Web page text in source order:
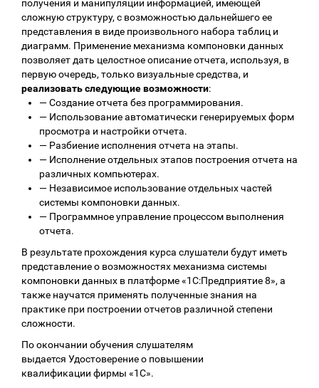
получения и манипуляции информацией, имеющей
сложную структуру, с возможностью дальнейшего ее
представления в виде произвольного набора таблиц и
диаграмм. Применение механизма компоновки данных
позволяет дать целостное описание отчета, используя, в
первую очередь, только визуальные средства, и
реализовать следующие возможности:
—Создание отчета без программирования.
— Использование автоматически генерируемых форм
просмотра и настройки отчета.
— Разбиение исполнения отчета на этапы.
— Исполнение отдельных этапов построения отчета на
различных компьютерах.
— Независимое использование отдельных частей
системы компоновки данных.
— Программное управление процессом выполнения
отчета.
В результате прохождения курса слушатели будут иметь
представление о возможностях механизма системы
компоновки данных в платформе «1С:Предприятие 8», а
также научатся применять полученные знания на
практике при построении отчетов различной степени
сложности.
По окончании обучения слушателям
выдается Удостоверение о повышении
квалификации фирмы «1С».